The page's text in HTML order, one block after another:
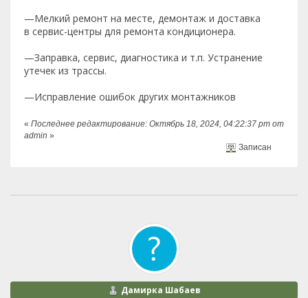
—Мелкий ремонт на месте, демонтаж и доставка
в сервис-центры для ремонта кондиционера.
—Заправка, сервис, диагностика и т.п. Устранение
утечек из трассы.
—Исправление ошибок других монтажников
« Последнее редактирование: Октябрь 18, 2024, 04:22:37 pm от
admin »
Записан
Дамирка Шабаев